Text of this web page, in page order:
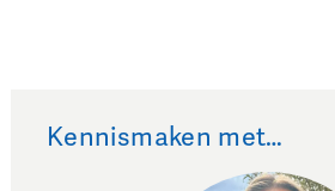
Kennismaken met…